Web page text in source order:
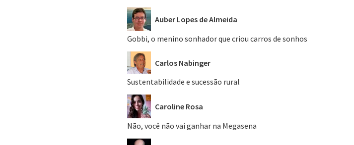
Auber Lopes de Almeida
Gobbi, o menino sonhador que criou carros de sonhos
Carlos Nabinger
Sustentabilidade e sucessão rural
Caroline Rosa
Não, você não vai ganhar na Megasena